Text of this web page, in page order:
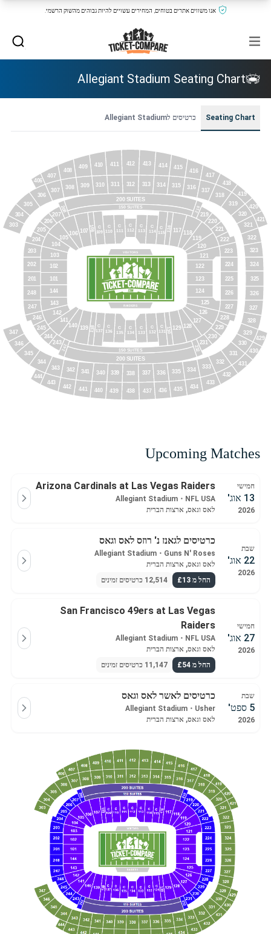
אנו משווים אתרים בטוחים, המחירים עשויים להיות גבוהים מהשוק הרשמי.
Allegiant Stadium Seating Chart
Seating Chart כרטיסים לAllegiant Stadium
101
102
103
104
105
106 107 108 C
109
C
110
C
111
C
112
C
113
C
114
C
115 116 117 118
119
120
121
122
123
124
125
126
127
128
129
130
C
131
C
132
C
133
C
134
C
135
C
136
C
137
138
139
140
141
142
143
144
201
202
203
204
205
206
207
208 218
219
220
221
222
223
224
225
226
227
228
229
230
231
232
242
243
244
245
246
247
248
303
304
305
306
307 308 309 310 311 312 313 314 315 316
317
318
319
320
321
322
323
324
325
326
327
328
329
330
331
332
333
334
335
336
337
338
339
340
341
342
343
344
345
346
347
406
407
408
409 410 411 412 413 414 415
416
417
418
419
420
421
429
430
431
432
433
434
435
436
437
438
439
440
441
442
443
444
200 SUITES
200 SUITES
150 SUITES
150 SUITES
VISITORS
RAIDERS
Upcoming Matches
חמישי
13 אוג'
2026
Arizona Cardinals at Las Vegas Raiders
NFL USA
・
Allegiant Stadium
לאס וגאס, ארצות הברית
שבת
22 אוג'
2026
כרטיסים לגאנז נ' רוזס לאס וגאס
Guns N' Roses
・
Allegiant Stadium
לאס וגאס, ארצות הברית
החל מ £13
12,514 כרטיסים זמינים
חמישי
27 אוג'
2026
San Francisco 49ers at Las Vegas
Raiders
NFL USA
・
Allegiant Stadium
לאס וגאס, ארצות הברית
החל מ £54
11,147 כרטיסים זמינים
שבת
5 ספט'
2026
כרטיסים לאשר לאס וגאס
Usher
・
Allegiant Stadium
לאס וגאס, ארצות הברית